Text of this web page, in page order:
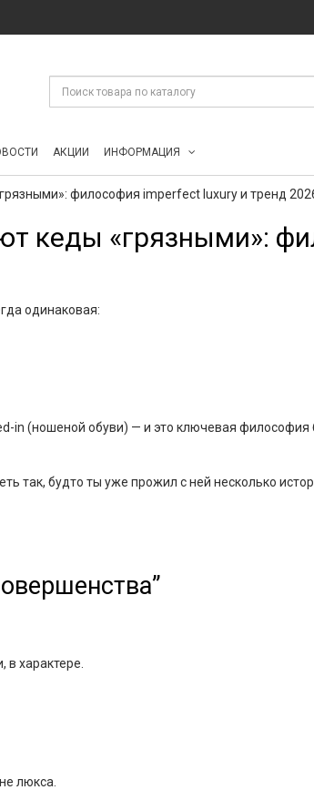
АКЦИИ ИНФОРМАЦИЯ
философия imperfect luxury и тренд
кеды «грязными»:
одинаковая:
in (ношеной обуви) — и это ключевая философия
так, будто ты уже прожил с ней несколько
характере.
люкса.